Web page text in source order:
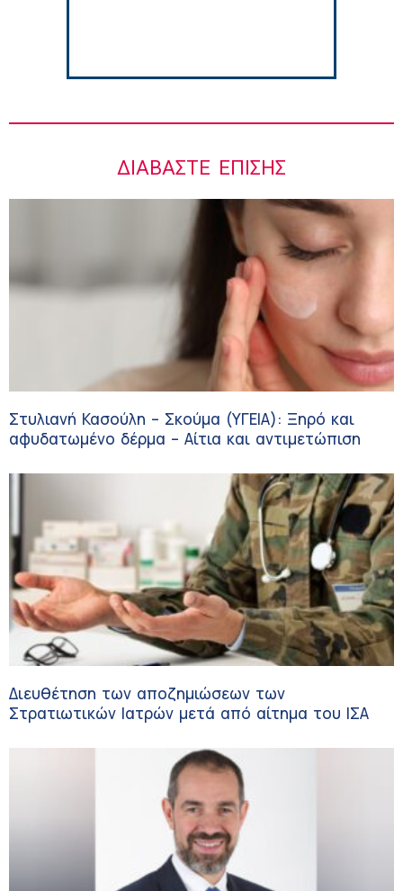
ΔΙΑΒΆΣΤΕ ΕΠΊΣΗΣ
Στυλιανή Κασούλη – Σκούμα (ΥΓΕΙΑ): Ξηρό και
αφυδατωμένο δέρμα – Αίτια και αντιμετώπιση
Διευθέτηση των αποζημιώσεων των
Στρατιωτικών Ιατρών μετά από αίτημα του ΙΣΑ